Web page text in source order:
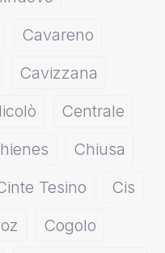
Cavareno
Cavizzana
Centrale
Chiusa
Tesino
Cis
Cogolo